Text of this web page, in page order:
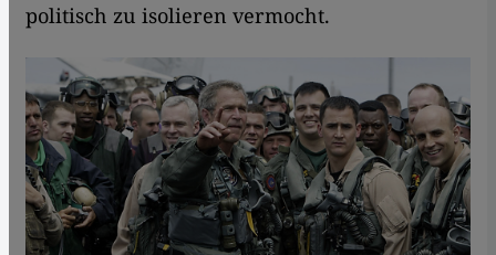
politisch zu isolieren vermocht.